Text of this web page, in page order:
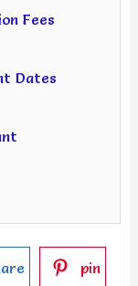
Fees
Dates
pin